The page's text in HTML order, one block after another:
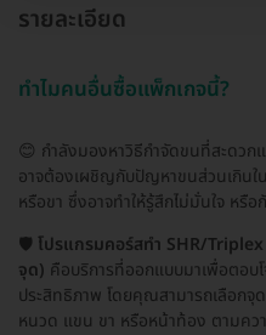
รายละเอียด
ทำไมคนอื่นซื้อแพ็กเกจนี้?
😊 กำลังมองหาวิธีกำจัดขนที่สะดวก
อาจต้องเผชิญกับปัญหาขนส่วนเกินใ
หรือขา ซึ่งอาจทำให้รู้สึกไม่มั่นใจ หรือ
🛡️ โปรแกรมคอร์สทำ SHR/
จุด) คือบริการที่ออกแบบมาเพื่อตอ
ประสิทธิภาพ โดยคุณสามารถเลือก
หนวด แขน ขา หรือหน้าท้อง ตามค